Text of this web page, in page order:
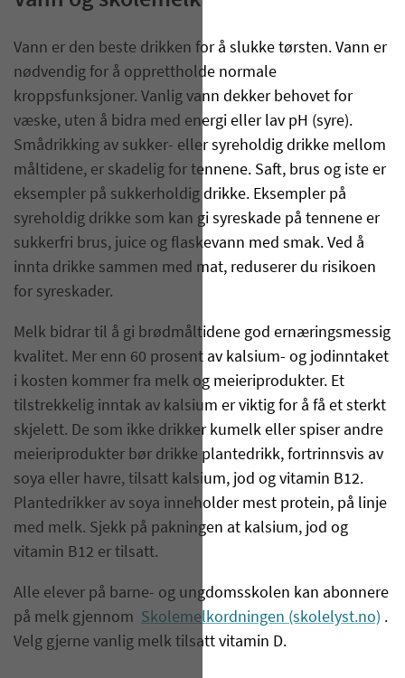
Vann er den beste drikken for å slukke tørsten. Vann er
nødvendig for å opprettholde normale
kroppsfunksjoner. Vanlig vann dekker behovet for
væske, uten å bidra med energi eller lav pH (syre).
Smådrikking av sukker- eller syreholdig drikke mellom
måltidene, er skadelig for tennene. Saft, brus og iste er
eksempler på sukkerholdig drikke. Eksempler på
syreholdig drikke som kan gi syreskade på tennene er
sukkerfri brus, juice og flaskevann med smak. Ved å
innta drikke sammen med mat, reduserer du risikoen
for syreskader.
Melk bidrar til å gi brødmåltidene god ernæringsmessig
kvalitet. Mer enn 60 prosent av kalsium- og jodinntaket
i kosten kommer fra melk og meieriprodukter. Et
tilstrekkelig inntak av kalsium er viktig for å få et sterkt
skjelett. De som ikke drikker kumelk eller spiser andre
meieriprodukter bør drikke plantedrikk, fortrinnsvis av
soya eller havre, tilsatt kalsium, jod og vitamin B12.
Plantedrikker av soya inneholder mest protein, på linje
med melk. Sjekk på pakningen at kalsium, jod og
vitamin B12 er tilsatt.
Alle elever på barne- og ungdomsskolen kan abonnere
på melk gjennom Skolemelkordningen (skolelyst.no) .
Velg gjerne vanlig melk tilsatt vitamin D.